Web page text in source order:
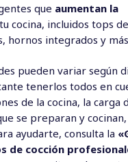
que aumentan la
cocina, incluidos tops
hornos integrados y
pueden variar según
tenerlos todos en
de la cocina, la carga
se preparan y
ayudarte, consulta la
de cocción